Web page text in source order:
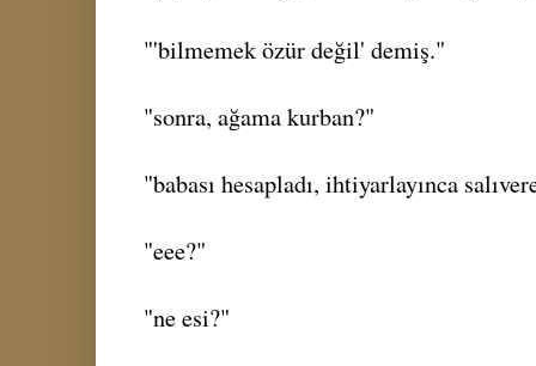
"'bilmemek özür değil' demiş."
"sonra, ağama kurban?"
"babası hesapladı, ihtiyarlayınca
"eee?"
"ne esi?"